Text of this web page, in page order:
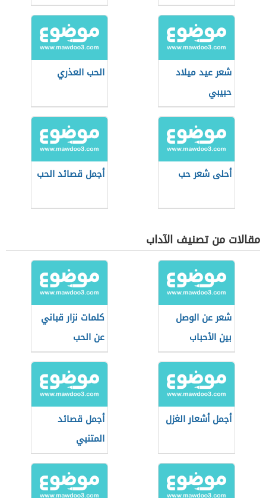
شعر عيد ميلاد
حبيبي
الحب العذري
أحلى شعر حب أجمل قصائد الحب
مقالات من تصنيف الآداب
شعر عن الوصل
بين الأحباب
كلمات نزار قباني
عن الحب
أجمل أشعار الغزل
أجمل قصائد
المتنبي